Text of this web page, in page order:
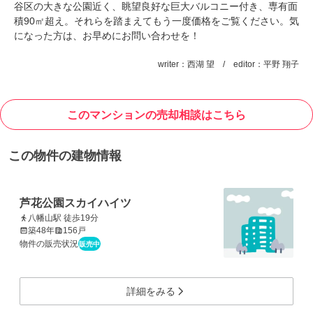
谷区の大きな公園近く、眺望良好な巨大バルコニー付き、専有面
積90㎡超え。それらを踏まえてもう一度価格をご覧ください。気
になった方は、お早めにお問い合わせを！
writer：西湖 望 / editor：平野 翔子
このマンションの売却相談はこちら
この物件の建物情報
芦花公園スカイハイツ
八幡山駅 徒歩19分
築48年
156戸
物件の販売状況販売中
詳細をみる